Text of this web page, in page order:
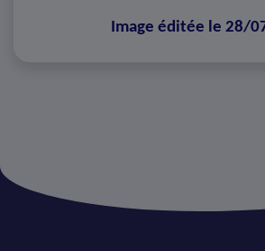
Image éditée le 28/